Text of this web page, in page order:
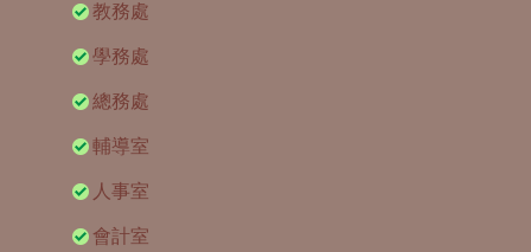
教務處
學務處
總務處
輔導室
人事室
會計室